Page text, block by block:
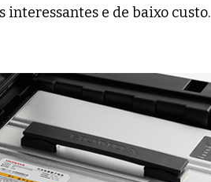
interessantes e de baixo custo.